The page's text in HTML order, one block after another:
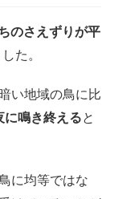
のさえずりが平
た。
い地域の鳥に比
鳴き終えると
に均等ではな